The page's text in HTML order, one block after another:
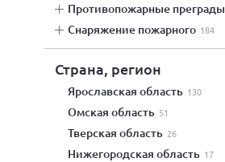
противопожарные преграды
снаряжение пожарного 184
Страна, регион
Ярославская область 130
Омская область 51
Тверская область 26
Нижегородская область 17